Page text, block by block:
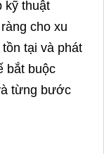
kỹ thuật
cho xu
tại và phát
bắt buộc
từng bước